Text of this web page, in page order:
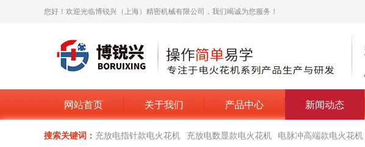
您好！欢迎光临博锐兴（上海）精密机械有限公司，我们竭诚为您服务！
网站首页 关于我们 产品中心 新闻动态
搜索关键词： 充放电指针款电火花机 充放电数显款电火花机 电脉冲高端款电火花机